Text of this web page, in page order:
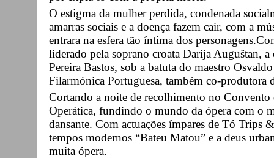
O estigma da mulher perdida, condenada
amarras sociais e a doença fazem cair, com a
entrara na esfera tão íntima dos
liderado pela soprano croata Darija Auguštan,
Pereira Bastos, sob a batuta do maestro
Filarmónica Portuguesa, também co-produtora
Cortando a noite de recolhimento no Convento
Operática, fundindo o mundo da ópera com o
dansante. Com actuações ímpares de Tó Trips
tempos modernos “Bateu Matou” e a deus
muita ópera.